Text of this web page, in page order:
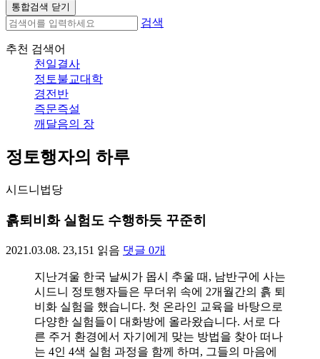
통합검색 닫기
검색
추천 검색어
천일결사
정토불교대학
경전반
즉문즉설
깨달음의 장
정토행자의 하루
시드니법당
흙퇴비화 실험도 수행하듯 꾸준히
2021.03.08. 23,151 읽음 댓글 0개
지난겨울 한국 날씨가 몹시 추울 때, 남반구에 사는
시드니 정토행자들은 무더위 속에 2개월간의 흙 퇴
비화 실험을 했습니다. 첫 온라인 교육을 바탕으로
다양한 실험들이 대화방에 올라왔습니다. 서로 다
른 주거 환경에서 자기에게 맞는 방법을 찾아 떠나
는 4인 4색 실험 과정을 함께 하며, 그들의 마음에